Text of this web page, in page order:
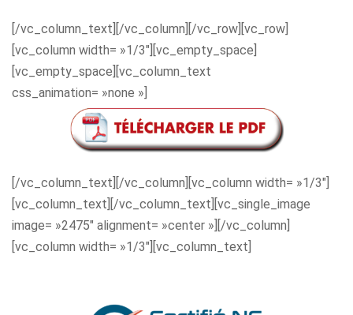
[/vc_column_text][/vc_column][/vc_row][vc_row]
[vc_column width= »1/3″][vc_empty_space]
[vc_empty_space][vc_column_text
css_animation= »none »]
[/vc_column_text][/vc_column][vc_column width= »1/3″]
[vc_column_text][/vc_column_text][vc_single_image
image= »2475″ alignment= »center »][/vc_column]
[vc_column width= »1/3″][vc_column_text]